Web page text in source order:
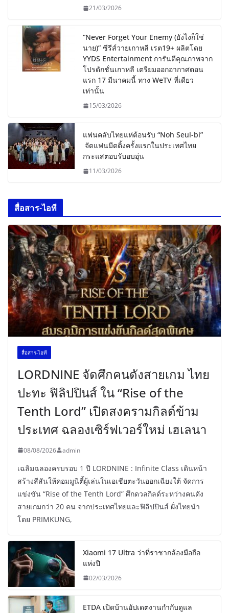
21/03/2026
“Never Forget Your Enemy (ยังไงก็ใช่
นาย)” ซีรีส์วายเกาหลี เรต19+ ผลิตโดย
YYDS Entertainment การันตีคุณภาพจาก
โปรดักชั่นเกาหลี เตรียมออกอากาศตอน
แรก 17 มีนาคมนี้ ทาง WeTV ที่เดียว
เท่านั้น
15/03/2026
แฟนคลับไทยแห่ต้อนรับ “Noh Seul-bi”
จัดแฟนมีตติ้งครั้งแรกในประเทศไทย
กระแสตอบรับอบอุ่น
11/03/2026
สื่อสาร-ไอที
สื่อสาร-ไอที
LORDNINE จัดศึกคนดังสายเกม ไทย
ปะทะ ฟิลิปปินส์ ใน “Rise of the
Tenth Lord” เปิดสงครามกิลด์ข้าม
ประเทศ ฉลองเซิร์ฟเวอร์ใหม่ เฮเลนา
08/08/2026 admin
เฉลิมฉลองครบรอบ 1 ปี LORDNINE : Infinite Class เดินหน้า
สร้างสีสันให้คอมมูนิตี้ผู้เล่นในเอเชียตะวันออกเฉียงใต้ จัดการ
แข่งขัน “Rise of the Tenth Lord” ศึกดวลกิลด์ระหว่างคนดัง
สายเกมกว่า 20 คน จากประเทศไทยและฟิลิปปินส์ ฝั่งไทยนำ
โดย PRIMKUNG,
Xiaomi 17 Ultra ว่าที่ราชากล้องมือถือ
แห่งปี
02/03/2026
ETDA เปิดบ้านอัปเดตงานกำกับดูแล